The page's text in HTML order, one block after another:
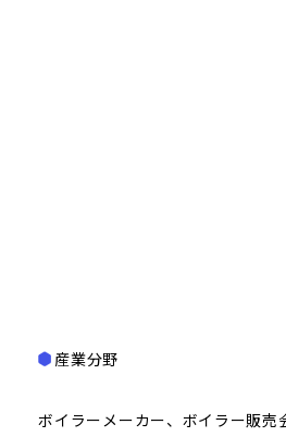
産業分野
ボイラーメーカー、ボイラー販売